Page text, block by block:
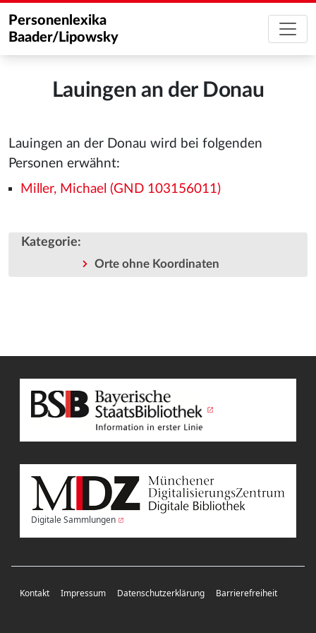
Personenlexika
Baader/Lipowsky
Lauingen an der Donau
Lauingen an der Donau wird bei folgenden
Personen erwähnt:
Miller, Michael (GND 103156011)
Kategorie:
Orte ohne Koordinaten
Digitale Sammlungen
Kontakt Impressum Datenschutzerklärung Barrierefreiheit